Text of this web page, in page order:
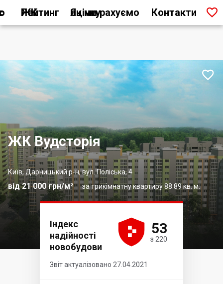
Рейтинг ЖК Як ми рахуємо оцінку Контакти 
ЖК Вудсторія
Київ, Дарницький р-н, вул. Поліська, 4
за трикімнатну квартиру 88.89 кв. м.
від 21 000 грн/м²

Індекс
надійності
новобудови




 53
з 220
Звіт актуалізовано 27.04.2021